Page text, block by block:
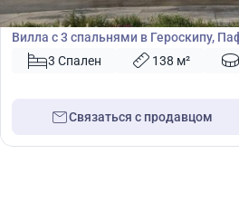
Вилла
Вилла с 3 спальнями в Героскипу,
506713 Спален 138 м²
Связаться с продавцом